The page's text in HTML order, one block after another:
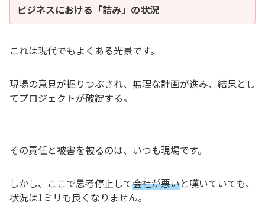
ビジネスにおける「詰み」の状況
これは現代でもよくある光景です。
現場の意見が握りつぶされ、無理な計画が進み、結果とし
てプロジェクトが破綻する。
その責任と被害を被るのは、いつも現場です。
しかし、ここで思考停止して会社が悪いと嘆いていても、
状況は1ミリも良くなりません。